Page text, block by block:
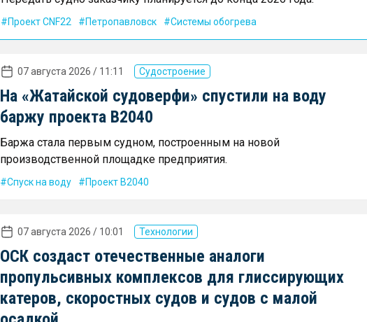
Проект CNF22 Петропавловск Системы обогрева
07 августа 2026 / 11:11 Судостроение
На «Жатайской судоверфи» спустили на воду
баржу проекта В2040
Баржа стала первым судном, построенным на новой
производственной площадке предприятия.
Спуск на воду Проект В2040
07 августа 2026 / 10:01 Технологии
ОСК создаст отечественные аналоги
пропульсивных комплексов для глиссирующих
катеров, скоростных судов и судов с малой